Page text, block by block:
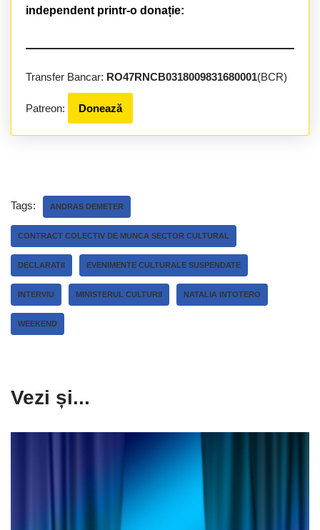
independent printr-o donație:
Transfer Bancar: RO47RNCB0318009831680001(BCR)
Patreon: Donează
Tags: ANDRAS DEMETER
CONTRACT COLECTIV DE MUNCA SECTOR CULTURAL
DECLARATII EVENIMENTE CULTURALE SUSPENDATE
INTERVIU MINISTERUL CULTURII NATALIA INTOTERO
WEEKEND
Vezi și...